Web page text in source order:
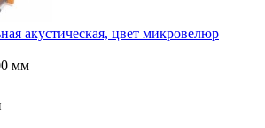
акустическая, цвет микровелюр
мм